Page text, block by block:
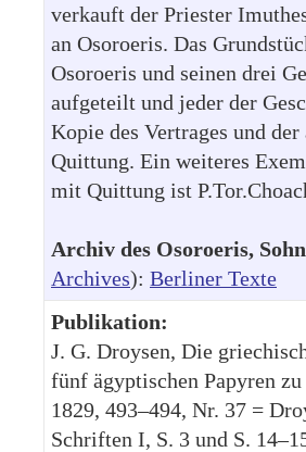
verkauft der Priester
an Osoroeris. Das
Osoroeris und seinen drei
aufgeteilt und jeder der
Kopie des Vertrages und der
Quittung. Ein weiteres
mit Quittung ist
Archiv des Osoroeris,
Archives): Berliner Texte
Publikation:
J. G. Droysen, Die
fünf ägyptischen Papyren
1829, 493–494, Nr. 37 =
Schriften I, S. 3 und S.